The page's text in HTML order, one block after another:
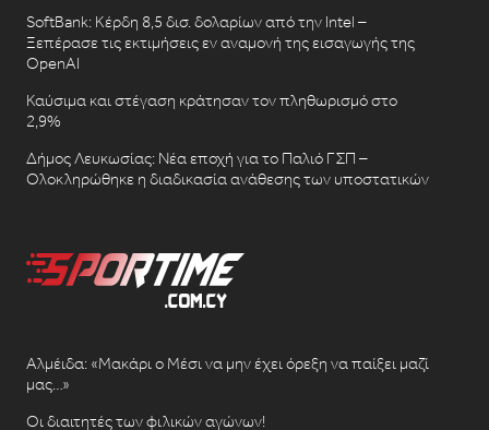
SoftBank: Κέρδη 8,5 δισ. δολαρίων από την Intel –
Ξεπέρασε τις εκτιμήσεις εν αναμονή της εισαγωγής της
OpenAI
Καύσιμα και στέγαση κράτησαν τον πληθωρισμό στο
2,9%
Δήμος Λευκωσίας: Νέα εποχή για το Παλιό ΓΣΠ –
Ολοκληρώθηκε η διαδικασία ανάθεσης των υποστατικών
Αλμέιδα: «Μακάρι ο Μέσι να μην έχει όρεξη να παίξει μαζί
μας…»
Οι διαιτητές των φιλικών αγώνων!